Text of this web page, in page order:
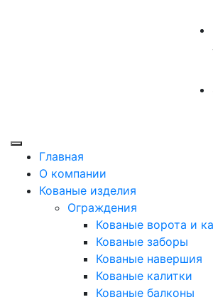
Главная
О компании
Кованые изделия
Ограждения
Кованые ворота и
Кованые заборы
Кованые навершия
Кованые калитки
Кованые балконы